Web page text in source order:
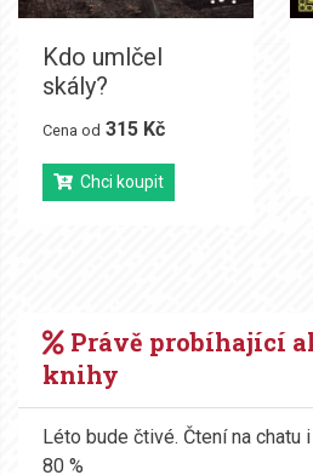
Kdo umlčel
skály?
Cena od 315 Kč
Chci koupit
Právě probíhající
knihy
Léto bude čtivé. Čtení na chatu
80 %